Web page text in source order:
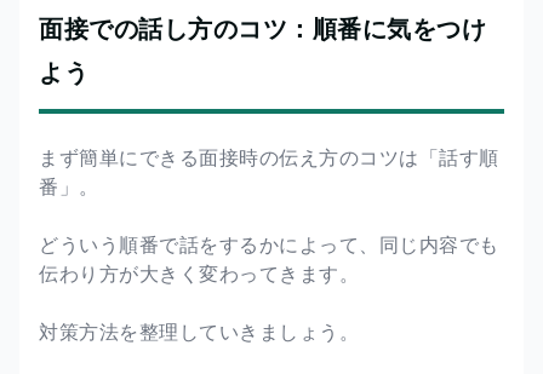
面接での話し方のコツ：順番に気をつけ
よう
まず簡単にできる面接時の伝え方のコツは「話す順
番」。
どういう順番で話をするかによって、同じ内容でも
伝わり方が大きく変わってきます。
対策方法を整理していきましょう。